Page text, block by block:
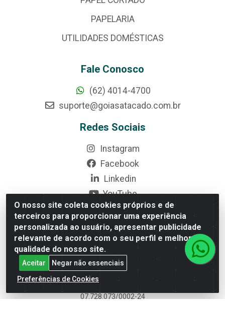
O nosso site coleta cookies próprios e de
terceiros para proporcionar uma experiência
personalizada ao usuário, apresentar publicidade
relevante de acordo com o seu perfil e melhorar a
qualidade do nosso site.
Aceitar
Negar não essenciais
Preferências de Cookies
PAPELARIA
UTILIDADES DOMÉSTICAS
Fale Conosco
(62) 4014-4700
suporte@goiasatacado.com.br
Redes Sociais
Instagram
Facebook
Linkedin
YouTube
Formas de Pagamento
Rede Brasil - Avenida Universitária, nº 3860, Jardim das
07.728.073/0002-24